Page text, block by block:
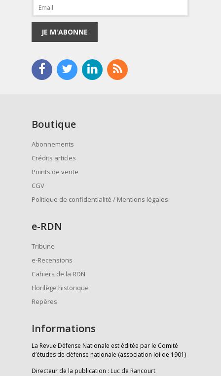
JE M'ABONNE
Boutique
Abonnements
Crédits articles
Points de vente
CGV
Politique de confidentialité / Mentions légales
e-RDN
Tribune
e-Recensions
Cahiers de la RDN
Florilège historique
Repères
Informations
La Revue Défense Nationale est éditée par le Comité
d’études de défense nationale (association loi de 1901)
Directeur de la publication : Luc de Rancourt